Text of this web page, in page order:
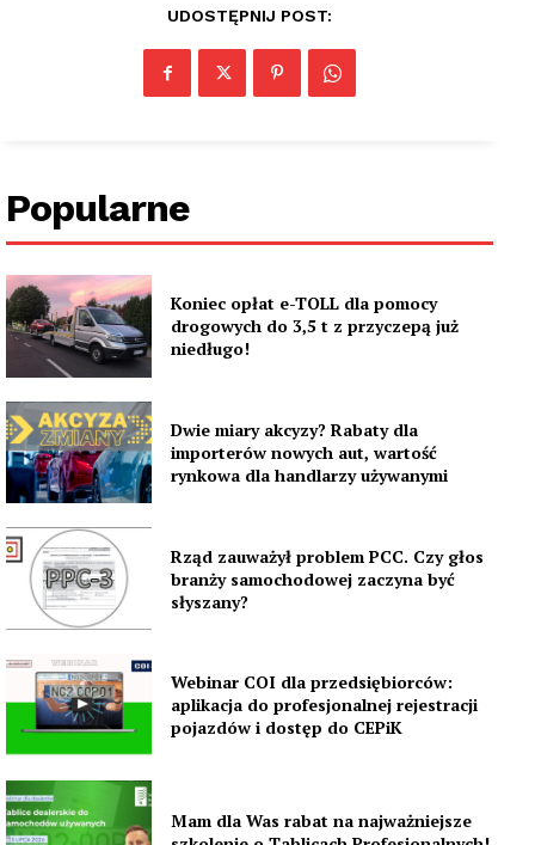
UDOSTĘPNIJ POST:
Popularne
Koniec opłat e-TOLL dla pomocy
drogowych do 3,5 t z przyczepą już
niedługo!
Dwie miary akcyzy? Rabaty dla
importerów nowych aut, wartość
rynkowa dla handlarzy używanymi
Rząd zauważył problem PCC. Czy głos
branży samochodowej zaczyna być
słyszany?
Webinar COI dla przedsiębiorców:
aplikacja do profesjonalnej rejestracji
pojazdów i dostęp do CEPiK
Mam dla Was rabat na najważniejsze